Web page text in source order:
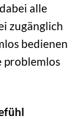
alle
zugänglich
bedienen
problemlos